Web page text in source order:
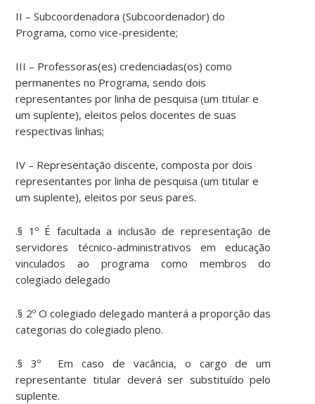
II – Subcoordenadora (Subcoordenador) do
Programa, como vice-presidente;
III – Professoras(es) credenciadas(os) como
permanentes no Programa, sendo dois
representantes por linha de pesquisa (um titular e
um suplente), eleitos pelos docentes de suas
respectivas linhas;
IV – Representação discente, composta por dois
representantes por linha de pesquisa (um titular e
um suplente), eleitos por seus pares.
.§ 1º É facultada a inclusão de representação de
servidores técnico-administrativos em educação
vinculados ao programa como membros do
colegiado delegado
.§ 2º O colegiado delegado manterá a proporção das
categorias do colegiado pleno.
.§ 3º Em caso de vacância, o cargo de um
representante titular deverá ser substituído pelo
suplente.